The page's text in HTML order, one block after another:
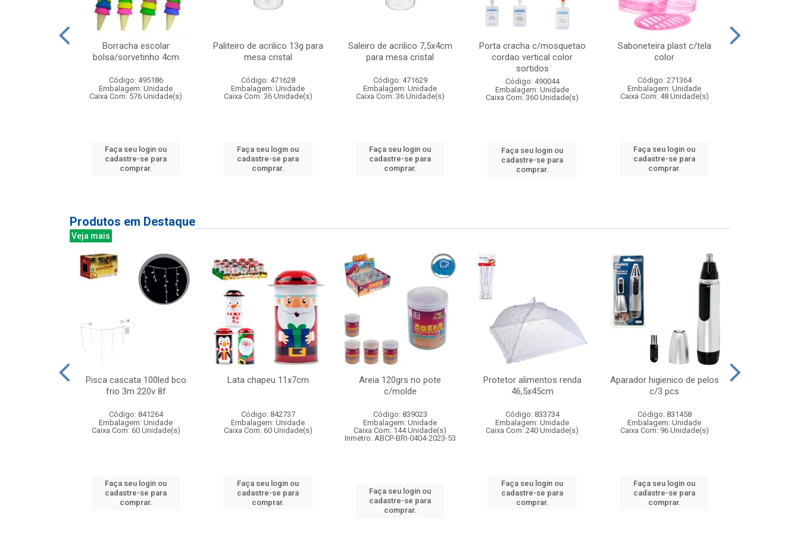
Borracha escolar
bolsa/sorvetinho 4cm
Código: 495186
Embalagem: Unidade
Caixa Com: 576 Unidade(s)
Faça seu login ou
cadastre-se para
comprar.
Paliteiro de acrilico 13g para
mesa cristal
Código: 471628
Embalagem: Unidade
Caixa Com: 36 Unidade(s)
Faça seu login ou
cadastre-se para
comprar.
Saleiro de acrilico 7,5x4cm
para mesa cristal
Código: 471629
Embalagem: Unidade
Caixa Com: 36 Unidade(s)
Faça seu login ou
cadastre-se para
comprar.
Porta cracha c/mosquetao
cordao vertical color
sortidos
Código: 490044
Embalagem: Unidade
Caixa Com: 360 Unidade(s)
Faça seu login ou
cadastre-se para
comprar.
Saboneteira plast c/tela
color
Código: 271364
Embalagem: Unidade
Caixa Com: 48 Unidade(s)
Faça seu login ou
cadastre-se para
comprar.
Produtos em Destaque
Veja mais
Pisca cascata 100led bco
frio 3m 220v 8f
Código: 841264
Embalagem: Unidade
Caixa Com: 60 Unidade(s)
Faça seu login ou
cadastre-se para
comprar.
Lata chapeu 11x7cm
Código: 842737
Embalagem: Unidade
Caixa Com: 60 Unidade(s)
Faça seu login ou
cadastre-se para
comprar.
Areia 120grs no pote
c/molde
Código: 839023
Embalagem: Unidade
Caixa Com: 144 Unidade(s)
Inmetro: ABCP-BRI-0404-2023-53
Faça seu login ou
cadastre-se para
comprar.
Protetor alimentos renda
46,5x45cm
Código: 833734
Embalagem: Unidade
Caixa Com: 240 Unidade(s)
Faça seu login ou
cadastre-se para
comprar.
Aparador higienico de pelos
c/3 pcs
Código: 831458
Embalagem: Unidade
Caixa Com: 96 Unidade(s)
Faça seu login ou
cadastre-se para
comprar.